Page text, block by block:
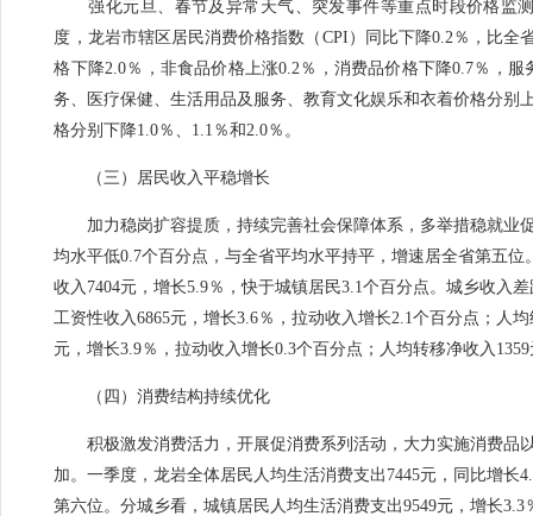
强化元旦、春节及异常天气、突发事件等重点时段价格监
度，龙岩市辖区居民消费价格指数（CPI）同比下降0.2％，比
格下降2.0％，非食品价格上涨0.2％， 消费品价格下降0.7％， 服
务、医疗保健、生活用品及服务、教育文化娱乐和衣着价格分别
格分别下降1.0％、1.1％和2.0％。
（三）居民收入平稳增长
加力稳岗扩容提质，持续完善社会保障体系，多举措稳就业
均水平低0.7个百分点，与全省平均水平持平，增速居全省第五
收入7404元，增长5.9％，快于城镇居民3.1个百分点。城乡收入
工资性收入6865元，增长3.6％，拉动收入增长2.1个百分点；人
元，增长3.9％，拉动收入增长0.3个百分点；人均转移净收入
（四）消费结构持续优化
积极激发消费活力，开展促消费系列活动，大力实施消费
加。一季度，龙岩全体居民人均生活消费支出7445元，同比增
第六位。分城乡看，城镇居民人均生活消费支出9549元，增长